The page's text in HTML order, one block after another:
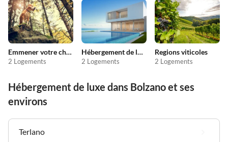
Emmener votre chien en vacances
2 Logements
Hébergement de luxe
2 Logements
Regions viticoles
2 Logements
Hébergement de luxe dans Bolzano et ses
environs
Terlano